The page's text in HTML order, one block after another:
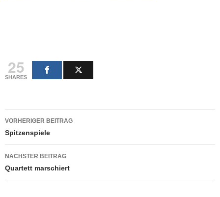
25
SHARES
Beitragsnavigation
VORHERIGER BEITRAG
Spitzenspiele
NÄCHSTER BEITRAG
Quartett marschiert